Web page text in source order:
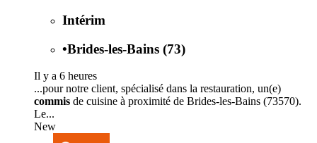
Intérim
•Brides-les-Bains (73)
Il y a 6 heures
...pour notre client, spécialisé dans la restauration, un(e)
commis de cuisine à proximité de Brides-les-Bains (73570).
Le...
New